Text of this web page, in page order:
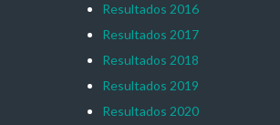
Resultados 2016
Resultados 2017
Resultados 2018
Resultados 2019
Resultados 2020